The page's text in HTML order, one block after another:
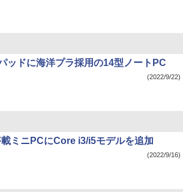
ッドに海洋プラ採用の14型ノートPC
(2022/9/22)
ミニPCにCore i3/i5モデルを追加
(2022/9/16)